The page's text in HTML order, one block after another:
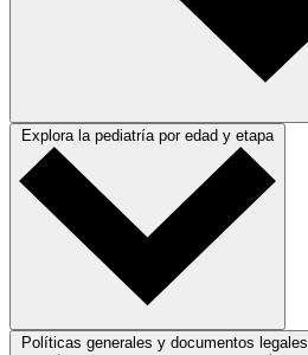
Explora la pediatría por edad y etapa
Políticas generales y documentos legales